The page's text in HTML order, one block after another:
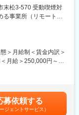
ます。その後はグルー
を積んでいただきま
ループ会社です。
ルメック、イスモ）、
ムも充実しており、外
境です。
。創業以来、パイプラ
開発・経営の「あい
術評価・協力関係検
～ジュニア向けポジ
海外との共同研究・技
。
末松3-570 受動喫煙対
る事業所（リモートワ
＞月給制＜賃金内訳＞
月給＞250,000円～
す。
募依頼する
ージェントサービス）